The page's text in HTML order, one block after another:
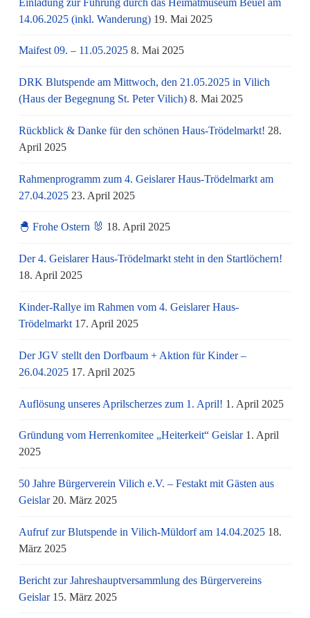
14.06.2025 (inkl. Wanderung) 19. Mai 2025
Maifest 09. – 11.05.2025 8. Mai 2025
DRK Blutspende am Mittwoch, den 21.05.2025 in Vilich
(Haus der Begegnung St. Peter Vilich) 8. Mai 2025
Rückblick & Danke für den schönen Haus-Trödelmarkt! 28.
April 2025
Rahmenprogramm zum 4. Geislarer Haus-Trödelmarkt am
27.04.2025 23. April 2025
🐣 Frohe Ostern 🐰 18. April 2025
Der 4. Geislarer Haus-Trödelmarkt steht in den Startlöchern!
18. April 2025
Kinder-Rallye im Rahmen vom 4. Geislarer Haus-
Trödelmarkt 17. April 2025
Der JGV stellt den Dorfbaum + Aktion für Kinder –
26.04.2025 17. April 2025
Auflösung unseres Aprilscherzes zum 1. April! 1. April 2025
Gründung vom Herrenkomitee „Heiterkeit“ Geislar 1. April
2025
50 Jahre Bürgerverein Vilich e.V. – Festakt mit Gästen aus
Geislar 20. März 2025
Aufruf zur Blutspende in Vilich-Müldorf am 14.04.2025 18.
März 2025
Bericht zur Jahreshauptversammlung des Bürgervereins
Geislar 15. März 2025